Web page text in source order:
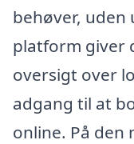
behøver, uden
platform giver
oversigt over
adgang til at
online. På den